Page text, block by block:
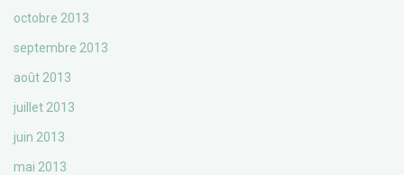
octobre 2013
septembre 2013
août 2013
juillet 2013
juin 2013
mai 2013